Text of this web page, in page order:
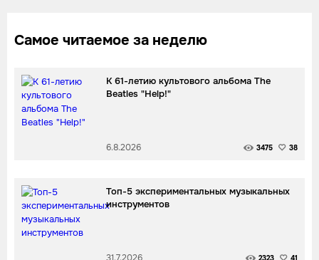
Самое читаемое за неделю
К 61-летию культового альбома The
Beatles "Help!"
6.8.2026 3475 38
Топ-5 экспериментальных музыкальных
инструментов
31.7.2026 2323 41